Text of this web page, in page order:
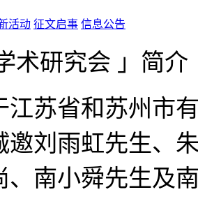
活动 征文启事 信息公告
术研究会 」简介
江苏省和苏州市
邀刘雨虹先生、
、南小舜先生及